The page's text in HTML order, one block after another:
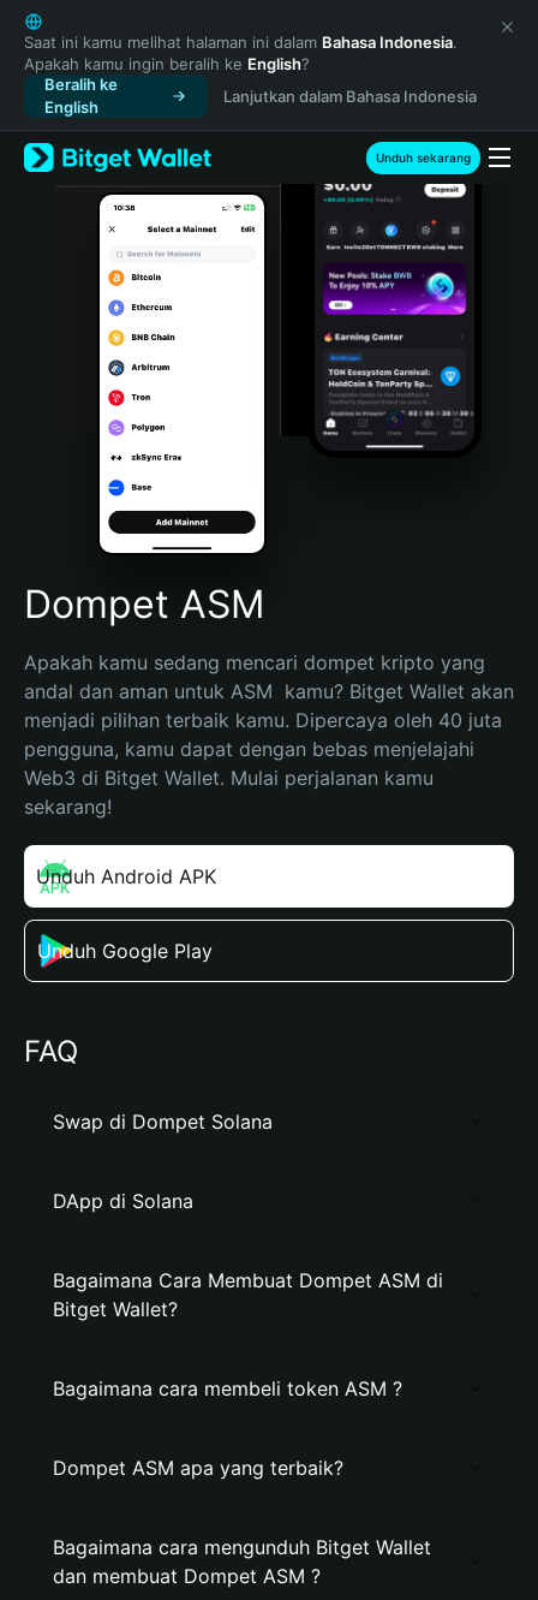
English
日本語
Tiếng Việt
Русский
Español (Latinoamérica)
Türkçe
Italiano
Português (Portugal)
Bahasa Indonesia
Português (Brasil)
Español (Argentina)
Saat ini kamu melihat halaman ini dalam Bahasa Indonesia.
Apakah kamu ingin beralih ke English?
Beralih ke
English
Lanjutkan dalam Bahasa Indonesia
Unduh sekarang
Dompet ASM
Apakah kamu sedang mencari dompet kripto yang
andal dan aman untuk ASM  kamu? Bitget Wallet akan
menjadi pilihan terbaik kamu. Dipercaya oleh 40 juta
pengguna, kamu dapat dengan bebas menjelajahi
Web3 di Bitget Wallet. Mulai perjalanan kamu
sekarang!
Unduh Android APK
Unduh Google Play
FAQ
Swap di Dompet Solana
DApp di Solana
Bagaimana Cara Membuat Dompet ASM di
Bitget Wallet?
Bagaimana cara membeli token ASM ?
Dompet ASM apa yang terbaik?
Bagaimana cara mengunduh Bitget Wallet
dan membuat Dompet ASM ?